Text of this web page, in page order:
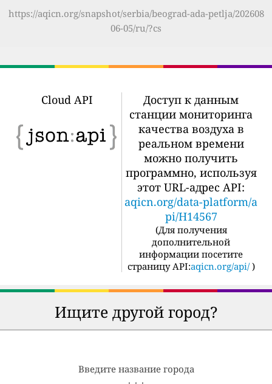
https://aqicn.org/snapshot/serbia/beograd-ada-petlja/202608
06-05/ru/?cs
Cloud API
Доступ к данным
станции мониторинга
качества воздуха в
реальном времени
можно получить
программно, используя
этот URL-адрес API:
aqicn.org/data-platform/a
pi/H14567
(Для получения
дополнительной
информации посетите
страницу API:aqicn.org/api/ )
Ищите другой город?
Введите название города